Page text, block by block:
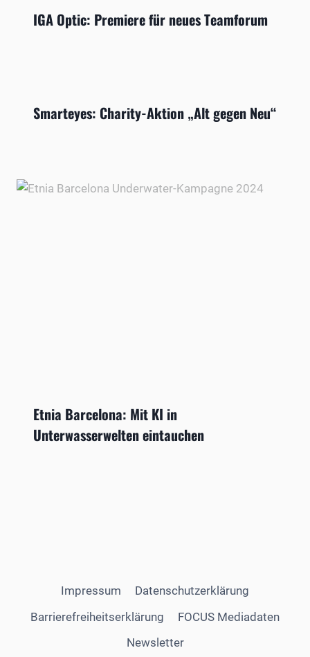
IGA Optic: Premiere für neues Teamforum
Smarteyes: Charity-Aktion „Alt gegen Neu“
Etnia Barcelona: Mit KI in
Unterwasserwelten eintauchen
Impressum
Datenschutzerklärung
Barrierefreiheitserklärung
FOCUS Mediadaten
Newsletter